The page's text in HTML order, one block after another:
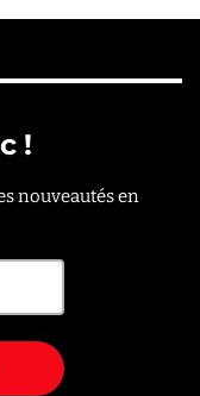
!
nouveautés en